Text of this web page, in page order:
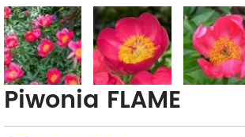
Piwonia FLAME